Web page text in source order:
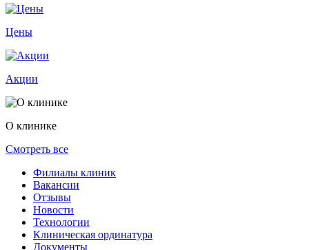
Цены
Акции
О клинике
Смотреть все
Филиалы клиник
Вакансии
Отзывы
Новости
Технологии
Клиническая ординатура
Документы